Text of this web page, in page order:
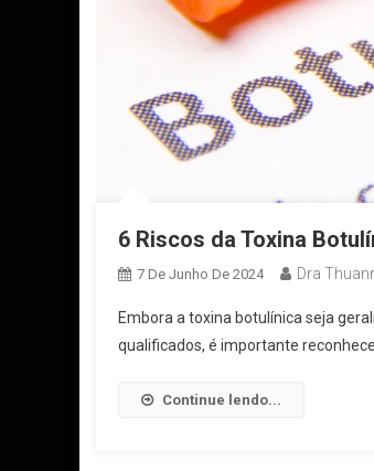
6 Riscos da Toxina
7 De Junho De 2024 Dra
Embora a toxina botulínica seja
qualificados, é importante
Continue lendo...